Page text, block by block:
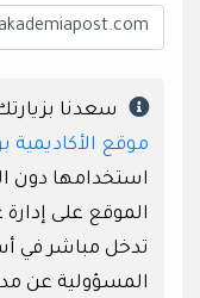
سعدنا
موقع
استخدامها دون
الموقع على
تدخل مباشر في
المسؤولية عن